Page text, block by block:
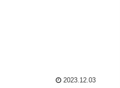
2023.12.03